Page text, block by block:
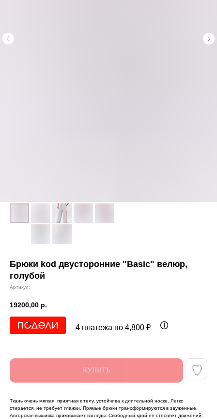
Брюки kоd двусторонние "Basic" велюр,
голубой
Артикул:
19200,00 р.
4 платежа по 4,800 ₽
КУПИТЬ
Ткань очень мягкая, приятная к телу, устойчива к длительной носке. Легко
стирается, не требует глажки. Прямые брюки трансформируются в зауженные.
Авторская вышивка приковывает взгляды. Свободный крой не стесняет движений.